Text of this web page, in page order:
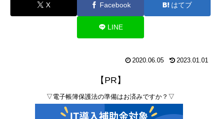
X Facebook はてブ
LINE
2020.06.05 2023.01.01
【PR】
▽電子帳簿保護法の準備はお済みですか？▽